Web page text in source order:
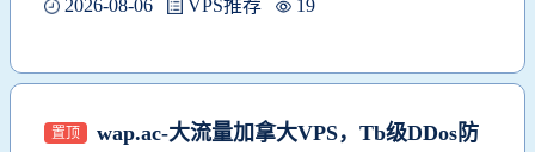
2026-08-06 VPS推荐 19
置顶
wap.ac-大流量加拿大VPS，Tb级DDos防